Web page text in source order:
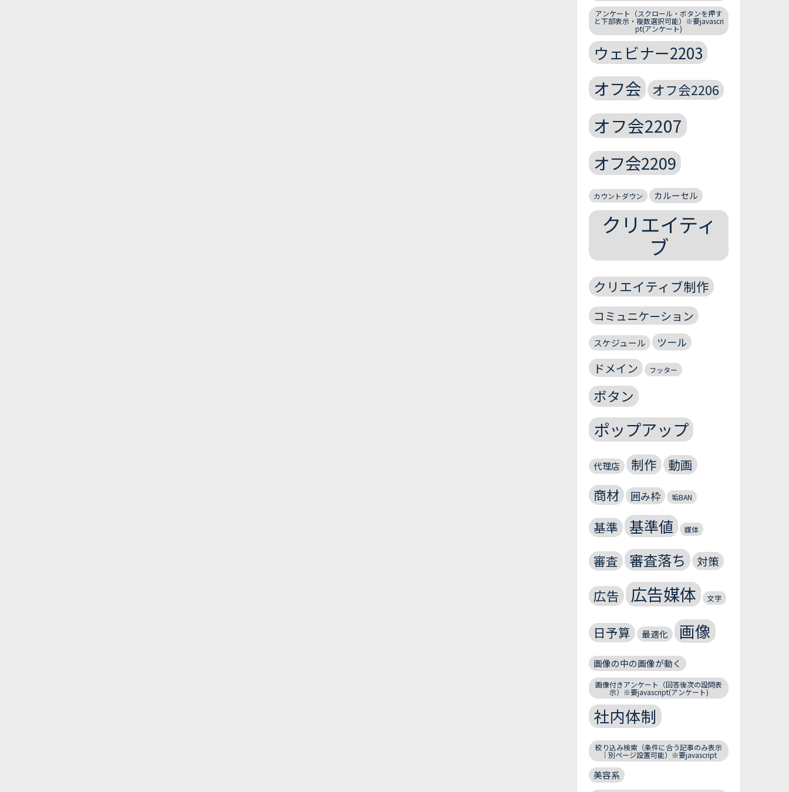
アンケート（スクロール・ボタンを押す
と下部表示・複数選択可能）※要javascri
pt(アンケート)
ウェビナー2203
オフ会 オフ会2206
オフ会2207
オフ会2209
カウントダウン カルーセル
クリエイティ
ブ
クリエイティブ制作
コミュニケーション
スケジュール ツール
ドメイン フッター
ボタン
ポップアップ
代理店 制作 動画
商材 囲み枠 垢BAN
基準 基準値 媒体
審査 審査落ち 対策
広告 広告媒体 文字
日予算 最適化 画像
画像の中の画像が動く
画像付きアンケート（回答後次の設問表
示）※要javascript(アンケート)
社内体制
絞り込み検索（条件に合う記事のみ表示
｜別ページ設置可能）※要javascript
美容系